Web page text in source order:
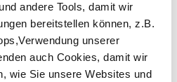
andere Tools, damit wir
bereitstellen können, z.B.
unserer
auch Cookies, damit wir
wie Sie unsere Websites und
Media